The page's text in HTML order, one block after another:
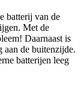
batterij van de
Met de
Daarnaast is
aan de buitenzijde.
batterijen leeg